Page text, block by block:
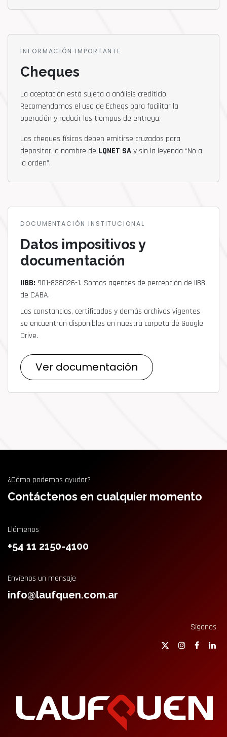
INFORMACIÓN IMPORTANTE
Cheques
La aceptación está sujeta a análisis crediticio.
Recomendamos el uso de Echeqs para facilitar la
operación y reducir los tiempos de entrega.
Los cheques físicos deben emitirse cruzados para
depositar, a nombre de LQNET SAy sin la leyenda “No a
la orden”.
DOCUMENTACIÓN INSTITUCIONAL
Datos impositivos y
documentación
IIBB: 901-838026-1. Somos agentes de percepción de IIBB
de CABA.
Las constancias, certificados y demás archivos vigentes
se encuentran disponibles en nuestra carpeta de Google
Drive.
Ver documentación
¿Cómo podemos ayudar?
Contáctenos en cualquier momento
Llámenos
+54 11 2150-4100
Envíenos un mensaje
info@laufquen.com.ar
Síganos